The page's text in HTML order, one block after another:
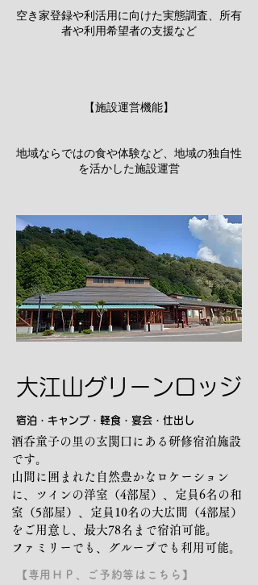
空き家登録や利活用に向けた実態調査、所有
者や利用希望者の支援など
【施設運営機能】
​地域ならではの食や体験など、地域の独自性
を活かした施設運営
大江山グリーンロッジ
宿泊・キャンプ・軽食・宴会・仕出し
酒呑童子の里の玄関口にある研修宿泊施設
です。
山間に囲まれた自然豊かなロケーション
に、ツインの洋室（4部屋）、定員6名の和
室（5部屋）、定員10名の大広間（4部屋）
をご用意し、最大78名まで宿泊可能。
ファミリーでも、グループでも利用可能。
【専用ＨＰ、ご予約等はこちら】